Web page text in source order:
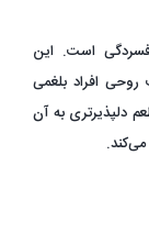
است. این
افراد بلغمی
دلپذیرتری به آن